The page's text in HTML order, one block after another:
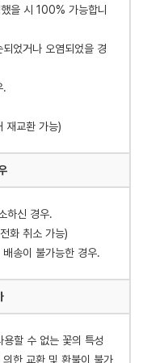
을 시 100% 가능합니
었거나 오염되었을 경
.
재교환 가능)
하신 경우.
화 취소 가능)
송이 불가능한 경우.
할 수 없는 꽃의 특성
한 교환 및 환불이 불가